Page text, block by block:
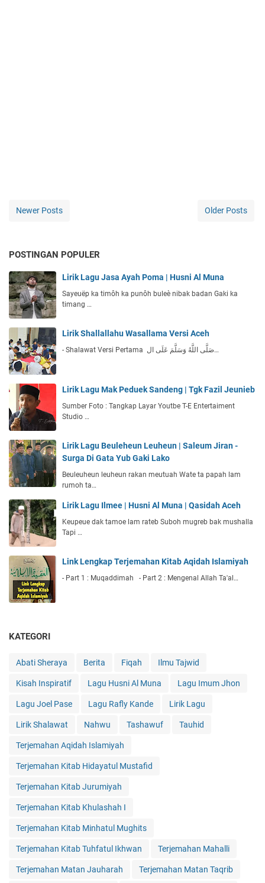
Newer Posts Older Posts
POSTINGAN POPULER
Lirik Lagu Jasa Ayah Poma | Husni Al Muna
Sayeuëp ka timôh ka punôh buleè nibak badan Gaki ka
timang …
Lirik Shallallahu Wasallama Versi Aceh
- Shalawat Versi Pertama صَلَّى اللَّهُ وَسَلَّمَ عَلَى ال…
Lirik Lagu Mak Peduek Sandeng | Tgk Fazil Jeunieb
Sumber Foto : Tangkap Layar Youtbe T-E Entertaiment
Studio …
Lirik Lagu Beuleheun Leuheun | Saleum Jiran -
Surga Di Gata Yub Gaki Lako
Beuleuheun leuheun rakan meutuah Wate ta papah lam
rumoh ta…
Lirik Lagu Ilmee | Husni Al Muna | Qasidah Aceh
Keupeue dak tamoe lam rateb Suboh mugreb bak mushalla
Tapi …
Link Lengkap Terjemahan Kitab Aqidah Islamiyah
- Part 1 : Muqaddimah - Part 2 : Mengenal Allah Ta'al…
KATEGORI
Abati Sheraya Berita Fiqah Ilmu Tajwid
Kisah Inspiratif Lagu Husni Al Muna Lagu Imum Jhon
Lagu Joel Pase Lagu Rafly Kande Lirik Lagu
Lirik Shalawat Nahwu Tashawuf Tauhid
Terjemahan Aqidah Islamiyah
Terjemahan Kitab Hidayatul Mustafid
Terjemahan Kitab Jurumiyah
Terjemahan Kitab Khulashah I
Terjemahan Kitab Minhatul Mughits
Terjemahan Kitab Tuhfatul Ikhwan Terjemahan Mahalli
Terjemahan Matan Jauharah Terjemahan Matan Taqrib